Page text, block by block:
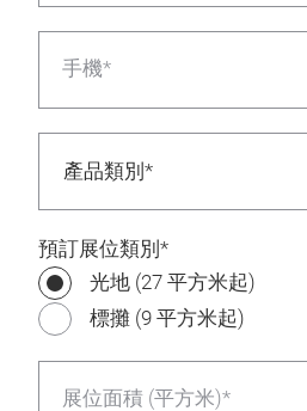
手機*
預訂展位類別*
光地 (27 平方米起)
標攤 (9 平方米起)
展位面積 (平方米)*